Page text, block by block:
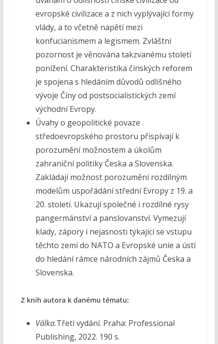
evropské civilizace a z nich vyplývající formy
vlády, a to včetně napětí mezi
konfucianismem a legismem. Zvláštní
pozornost je věnována takzvanému století
ponížení. Charakteristika čínských reforem
je spojena s hledáním důvodů odlišného
vývoje Číny od postsocialistických zemí
východní Evropy.
Úvahy o geopolitické povaze
středoevropského prostoru přispívají k
porozumění možnostem a úkolům
zahraniční politiky Česka a Slovenska.
Zakládají možnost porozumění rozdílným
modelům uspořádání střední Evropy z 19. a
20. století. Ukazují společné i rozdílné rysy
pangermánství a panslovanství. Vymezují
klady, zápory i nejasnosti týkající se vstupu
těchto zemí do NATO a Evropské unie a ústí
do hledání rámce národních zájmů Česka a
Slovenska.
Z knih autora k danému tématu:
Válka.Třetí vydání. Praha: Professional
Publishing, 2022. 190 s.